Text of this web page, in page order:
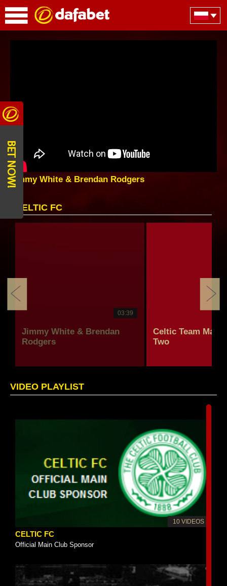
Jimmy White & Brendan Rodgers
CELTIC FC
03:39
Jimmy White & Brendan
Rodgers
Celtic Team
Two
VIDEO PLAYLIST
10 VIDEOS
CELTIC FC
Official Main Club Sponsor
BET NOW!